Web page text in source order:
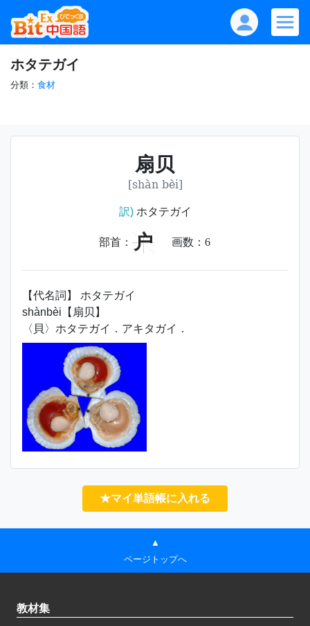
ホタテガイ
分類： 食材
扇贝
[shàn bèi]
訳)ホタテガイ
部首： 户 画数： 6
【代名詞】 ホタテガイ
shànbèi【扇贝】
〈貝〉ホタテガイ．アキタガイ．
★マイ単語帳に入れる
▲
ページトップへ
教材集